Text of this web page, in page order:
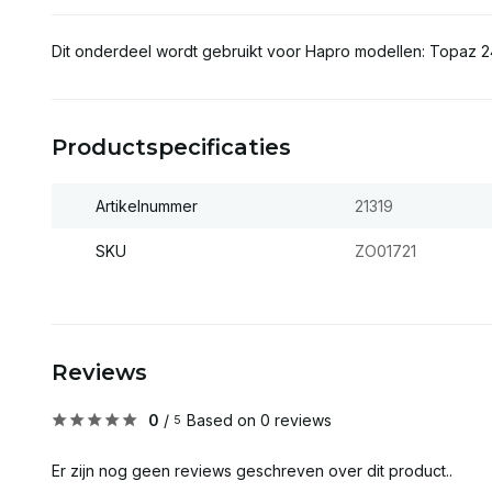
Dit onderdeel wordt gebruikt voor Hapro modellen: Topaz
Productspecificaties
Artikelnummer 21319
SKU ZO01721
Reviews
0 / 5 Based on 0 reviews
Er zijn nog geen reviews geschreven over dit product..